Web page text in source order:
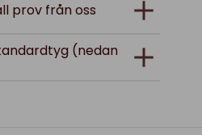
prov från oss
(nedan